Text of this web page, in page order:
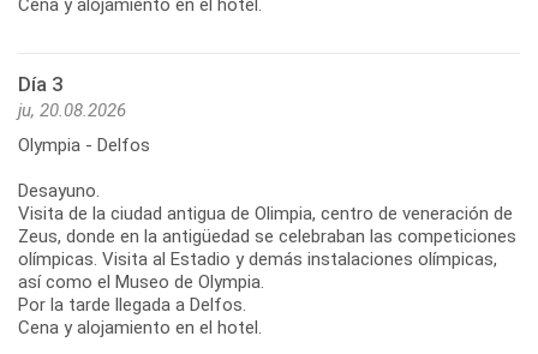
Día 3
ju, 20.08.2026
Olympia - Delfos
Desayuno.
Visita de la ciudad antigua de Olimpia, centro de veneración de
Zeus, donde en la antigüedad se celebraban las competiciones
olímpicas. Visita al Estadio y demás instalaciones olímpicas,
así como el Museo de Olympia.
Por la tarde llegada a Delfos.
Cena y alojamiento en el hotel.